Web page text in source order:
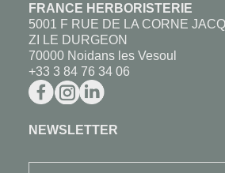
FRANCE HERBORISTERIE
5001 F RUE DE LA CORNE
ZI LE DURGEON
70000 Noidans les Vesoul
+33 3 84 76 34 06
NEWSLETTER